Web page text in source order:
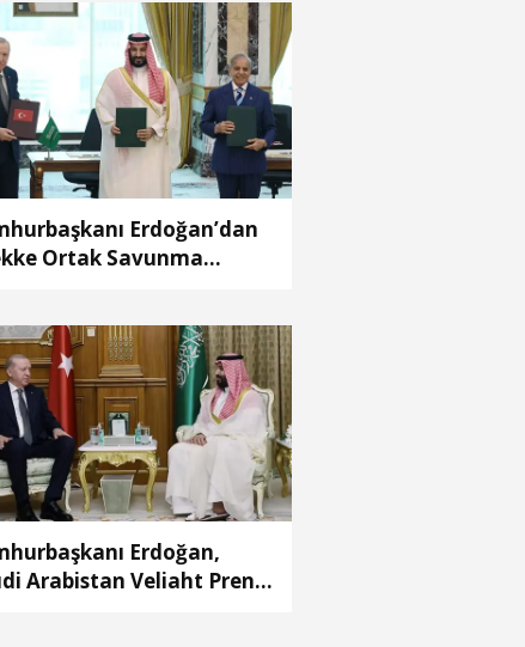
Erdoğan’dan
Ortak Savunma
Erdoğan,
Arabistan Veliaht Prensi